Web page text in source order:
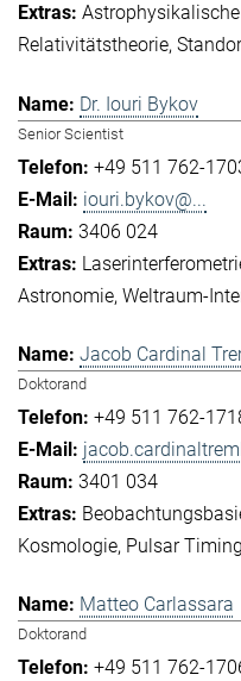
Relativitätstheorie
Dr. Iouri Bykov
Senior Scientist
+49 511 762-
iouri.bykov@...
3406 024
Astronomie Weltraum-
Jacob Cardinal
Doktorand
+49 511 762-
3401 034
Kosmologie Pulsar
Matteo Carlassara
Doktorand
+49 511 762-